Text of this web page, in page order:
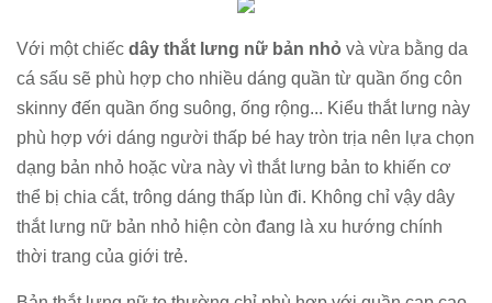
Với một chiếc dây thắt lưng nữ bản nhỏ và vừa bằng da
cá sấu sẽ phù hợp cho nhiều dáng quần từ quần ống côn
skinny đến quần ống suông, ống rộng... Kiểu thắt lưng này
phù hợp với dáng người thấp bé hay tròn trịa nên lựa chọn
dạng bản nhỏ hoặc vừa này vì thắt lưng bản to khiến cơ
thể bị chia cắt, trông dáng thấp lùn đi. Không chỉ vậy dây
thắt lưng nữ bản nhỏ hiện còn đang là xu hướng chính
thời trang của giới trẻ.